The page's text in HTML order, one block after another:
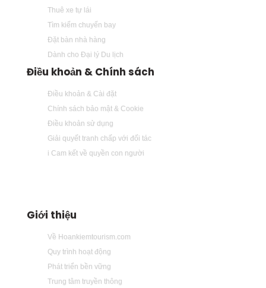
Thuê xe tự lái
Tìm kiếm chuyến bay
Đặt bàn nhà hàng
Dành cho Đại lý Du lịch
Điều khoản & Chính sách
Điều khoản & Cài đặt
Chính sách bảo mật & Cookie
Điều khoản sử dụng
Giải quyết tranh chấp với đối tác
i Cam kết về quyền con người
Giới thiệu
Về Hoankiemtourism.com
Quy trình hoạt động
Phát triển bền vững
Trung tâm truyền thông